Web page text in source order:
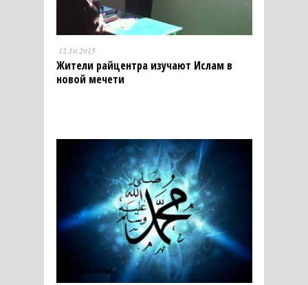
12.10.2015
Жители райцентра изучают Ислам в
новой мечети